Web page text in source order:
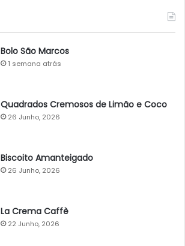
Bolo São Marcos
1 semana atrás
Quadrados Cremosos de Limão e Coco
26 Junho, 2026
Biscoito Amanteigado
26 Junho, 2026
La Crema Caffè
22 Junho, 2026